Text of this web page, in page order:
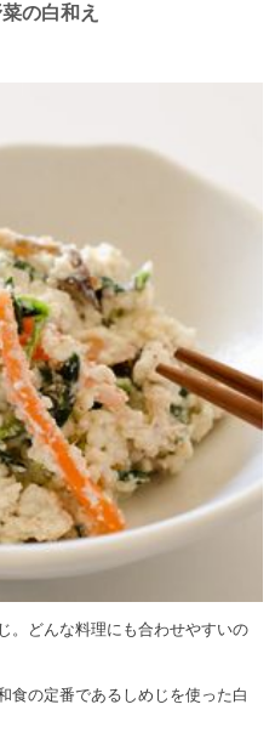
の白和え
。どんな料理にも合わせやすいの
食の定番であるしめじを使った白